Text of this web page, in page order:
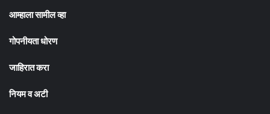
आम्हाला सामील व्हा
गोपनीयता धोरण
जाहिरात करा
नियम व अटी